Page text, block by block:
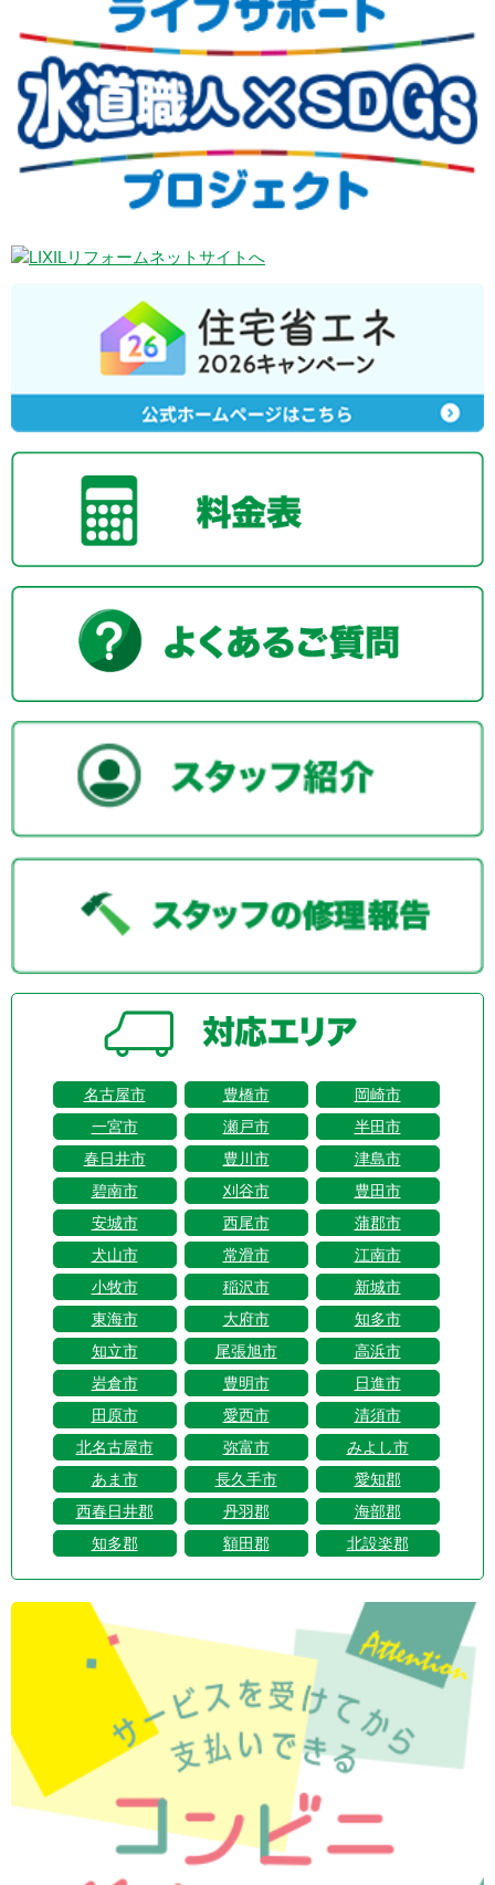
名古屋市 豊橋市
岡崎市
一宮市
瀬戸市
半田市
春日井市
豊川市
津島市
碧南市
刈谷市
豊田市
安城市
西尾市
蒲郡市
犬山市
常滑市
江南市
小牧市
稲沢市
新城市
東海市
大府市
知多市
知立市
尾張旭市
高浜市
岩倉市
豊明市
日進市
田原市
愛西市
清須市
北名古屋市
弥富市
みよし市
あま市
長久手市
愛知郡
西春日井郡
丹羽郡
海部郡
知多郡
額田郡 北設楽郡